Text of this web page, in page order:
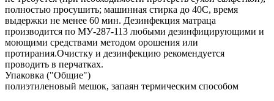
полностью просушить; машинная стирка до 40С, время
выдержки не менее 60 мин. Дезинфекция матраца
производится по МУ‐287‐113 любыми дезинфицирующими и
моющими средствами методом орошения или
протирания.Очистку и дезинфекцию рекомендуется
проводить в перчатках.
Упаковка ("Общие")
полиэтиленовый мешок, запаян термическим способом